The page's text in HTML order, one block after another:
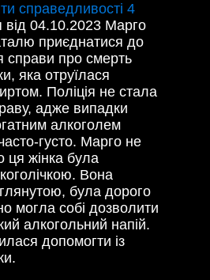
справедливості 4
від 04.10.2023 Марго
приєднатися до
справи про смерть
яка отруїлася
Поліція не стала
адже випадки
алкоголем
густо. Марго не
ця жінка була
Вона
була дорого
могла собі дозволити
алкогольний напій.
допомогти із